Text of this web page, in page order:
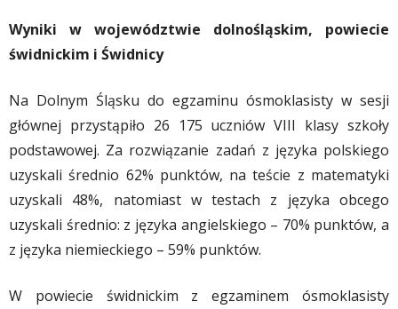
Wyniki w województwie dolnośląskim, powiecie
świdnickim i Świdnicy
Na Dolnym Śląsku do egzaminu ósmoklasisty w sesji
głównej przystąpiło 26 175 uczniów VIII klasy szkoły
podstawowej. Za rozwiązanie zadań z języka polskiego
uzyskali średnio 62% punktów, na teście z matematyki
uzyskali 48%, natomiast w testach z języka obcego
uzyskali średnio: z języka angielskiego – 70% punktów, a
z języka niemieckiego – 59% punktów.
W powiecie świdnickim z egzaminem ósmoklasisty